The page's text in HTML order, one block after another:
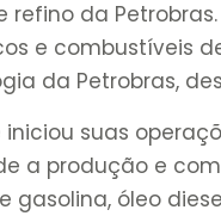
da
e combustíveis
da Petrobras,
suas
a produção e
gasolina, óleo